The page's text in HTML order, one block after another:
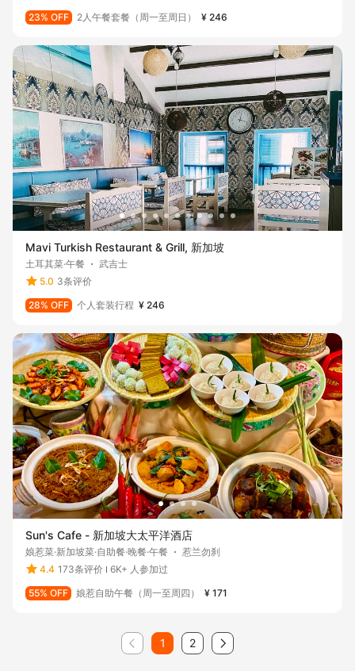
23% OFF
2人午餐套餐（周一至周日） ¥ 246
Mavi Turkish Restaurant & Grill, 新加坡
土耳其菜·午餐
武吉士
5.0 3条评价
28% OFF
个人套装行程 ¥ 246
Sun's Cafe - 新加坡大太平洋酒店
娘惹菜·新加坡菜·自助餐·晚餐·午餐
惹兰勿刹
4.4 173条评价
6K+ 人参加过
55% OFF
娘惹自助午餐（周一至周四） ¥ 171
1 2